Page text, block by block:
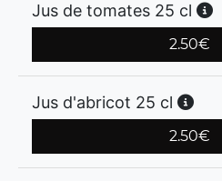
Jus de tomates 25 cl
2.50€
Jus d'abricot 25 cl
2.50€